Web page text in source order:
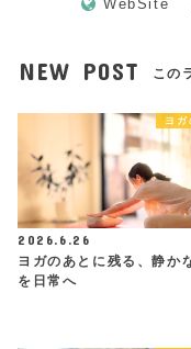
WebSite
NEW POST この
ヨガ
2026.6.26
ヨガのあとに残る、静か
を日常へ